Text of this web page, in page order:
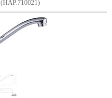
(HAP.710021)